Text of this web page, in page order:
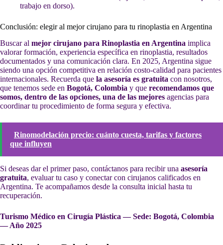
trabajo en dorso).
Conclusión: elegir al mejor cirujano para tu rinoplastia en Argentina
Buscar al mejor cirujano para Rinoplastia en Argentina implica
valorar formación, experiencia específica en rinoplastia, resultados
documentados y una comunicación clara. En 2025, Argentina sigue
siendo una opción competitiva en relación costo-calidad para pacientes
internacionales. Recuerda que la asesoría es gratuita con nosotros,
que tenemos sede en Bogotá, Colombia y que recomendamos que
somos, dentro de las opciones, una de las mejores agencias para
coordinar tu procedimiento de forma segura y efectiva.
Rinomodelación precio: cuánto cuesta, tarifas y factores
que influyen
Si deseas dar el primer paso, contáctanos para recibir una asesoría
gratuita, evaluar tu caso y conectar con cirujanos calificados en
Argentina. Te acompañamos desde la consulta inicial hasta tu
recuperación.
Turismo Médico en Cirugía Plástica — Sede: Bogotá, Colombia
— Año 2025